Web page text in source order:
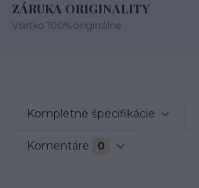
ZÁRUKA ORIGINALITY
Všetko 100% originálne
Kompletné špecifikácie
Komentáre 0